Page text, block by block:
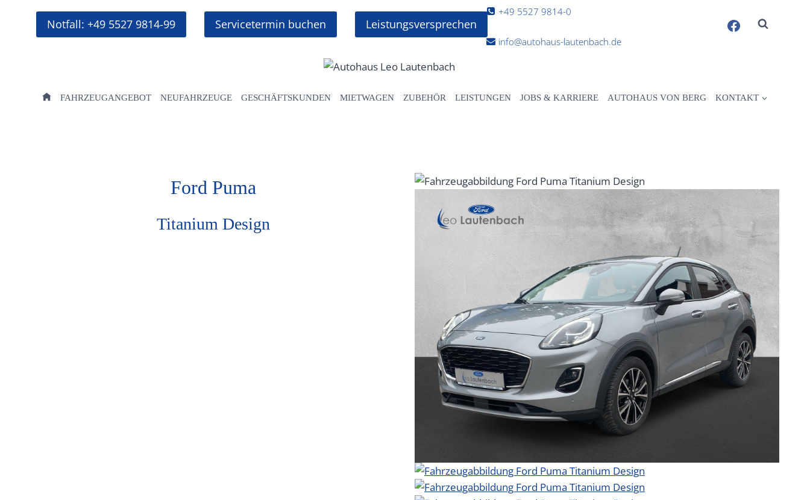
springen
Notfall: +49 5527 9814-99 Servicetermin buchen Leistungsversprechen
+49 5527 9814-0
info@autohaus-lautenbach.de
FAHRZEUGANGEBOT NEUFAHRZEUGE GESCHÄFTSKUNDEN MIETWAGEN ZUBEHÖR LEISTUNGEN JOBS & KARRIERE AUTOHAUS VON BERG KONTAKT
Ford Puma
Titanium Design